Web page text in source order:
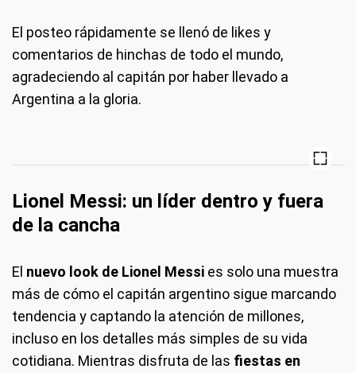
El posteo rápidamente se llenó de likes y
comentarios de hinchas de todo el mundo,
agradeciendo al capitán por haber llevado a
Argentina a la gloria.
Lionel Messi: un líder dentro y fuera
de la cancha
El nuevo look de Lionel Messi es solo una muestra
más de cómo el capitán argentino sigue marcando
tendencia y captando la atención de millones,
incluso en los detalles más simples de su vida
cotidiana. Mientras disfruta de las fiestas en